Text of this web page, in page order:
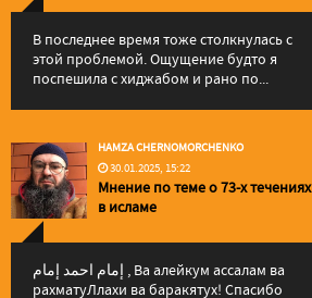
В последнее время тоже столкнулась с
этой проблемой. Ощущение будто я
поспешила с хиджабом и рано по...
HAMZA CHERNOMORCHENKO
30.01.2025, 15:22
Мнение по теме о 73-х течениях
в исламе
إمام احمد إمام , Ва алейкум ассалам ва
рахматуЛлахи ва баракятух! Спасибо